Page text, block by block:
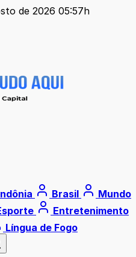
de 2026 05:57h
Brasil
Mundo
Entretenimento
Língua de Fogo